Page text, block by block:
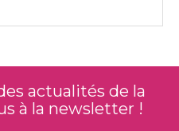
actualités de la
à la newsletter !